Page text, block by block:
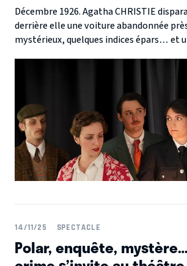
Décembre 1926. Agatha CHRISTIE
derrière elle une voiture abandonnée
mystérieux, quelques indices épars… et
un polar théâtral à la fois espiègle,
rythmé, actuellement au Théâtre du
Montmartre.
14/11/25 SPECTACLE
Polar, enquête,